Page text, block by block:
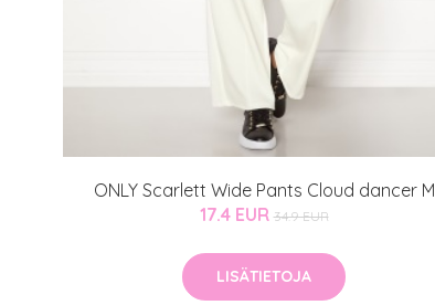
ONLY Scarlett Wide Pants Cloud dancer M
17.4 EUR 34.9 EUR
LISÄTIETOJA